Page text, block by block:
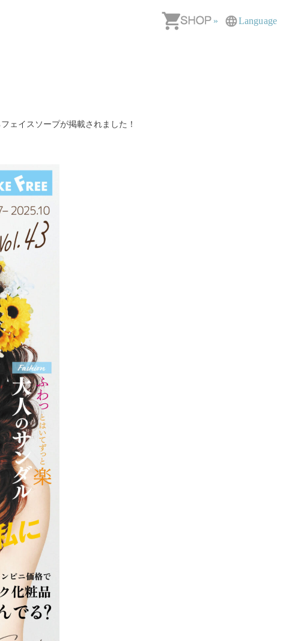
» Language
ェイスソープが掲載されました！